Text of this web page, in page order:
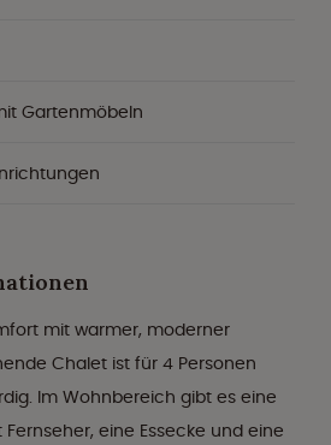
Gartenmöbeln
mit warmer, moderner
Chalet ist für 4 Personen
Im Wohnbereich gibt es eine
eine Essecke und eine